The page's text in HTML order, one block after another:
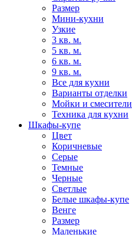
Размер
Мини-кухни
Узкие
3 кв. м.
5 кв. м.
6 кв. м.
9 кв. м.
Все для кухни
Варианты отделки
Мойки и смесители
Техника для кухни
Шкафы-купе
Цвет
Коричневые
Серые
Темные
Черные
Светлые
Белые шкафы-купе
Венге
Размер
Маленькие